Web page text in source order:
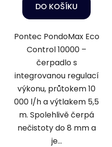
DO KOŠÍKU
Pontec PondoMax Eco
Control 10000 –
čerpadlo s
integrovanou regulací
výkonu, průtokem 10
000 l/h a výtlakem 5,5
m. Spolehlivě čerpá
nečistoty do 8 mm a
je...